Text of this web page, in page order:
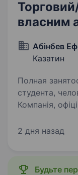
власним
Абінбев
Казатин
Полная
студента,
Компанія,
відкриття
компанії AB
2 дня назад
Будьте